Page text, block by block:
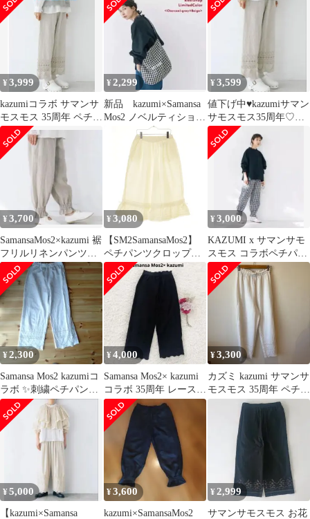
イズ
¥3,999
kazumiコラボ サマンサ
モスモス 35周年 ペチパ
ンツ
¥2,299
新品 kazumi×Samansa
Mos2 ノベルティショル
ダーバッグ
¥3,599
値下げ中♥︎kazumiサマン
サモスモス35周年♡レ
ースペチパンツ♡新品
タグ付き
¥3,700
SamansaMos2×kazumi 裾
フリルリネンパンツ
ベージュ 美品
¥3,080
【SM2SamansaMos2】
ペチパンツクロップド
パンツ
¥3,000
KAZUMI x サマンサモ
スモス コラボペチパン
ツ ナチュラル チェック
¥2,300
Samansa Mos2 kazumiコ
ラボ ✨刺繍ペチパンツ
✨
¥4,000
Samansa Mos2× kazumi
コラボ 35周年 レース
ペチパンツ
¥3,300
カズミ kazumi サマンサ
モスモス 35周年 ペチパ
ンツ レースパンツ
¥5,000
【kazumi×Samansa
¥3,600
kazumi×SamansaMos2
¥ 2,999
サマンサモスモス お花